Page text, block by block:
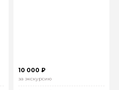
10 000 ₽
за экскурсию